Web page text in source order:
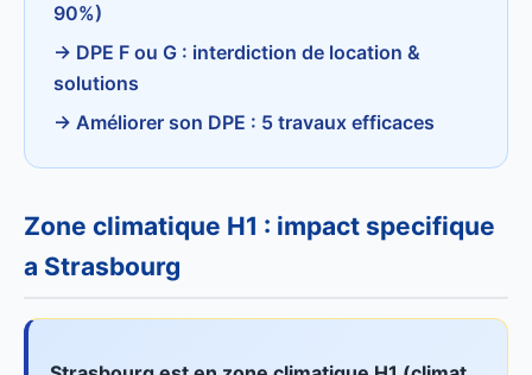
90%)
→ DPE F ou G : interdiction de location &
solutions
→ Améliorer son DPE : 5 travaux efficaces
Zone climatique H1 : impact specifique
a Strasbourg